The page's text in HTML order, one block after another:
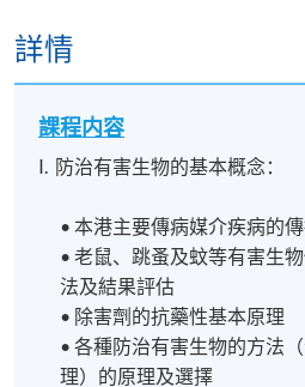
詳情
課程内容
I. 防治有害生物的基本概念：
• 本港主要傳病媒介疾病的
• 老鼠、跳蚤及蚊等有害生
法及結果評估
• 除害劑的抗藥性基本原理
• 各種防治有害生物的方法
理）的原理及選擇